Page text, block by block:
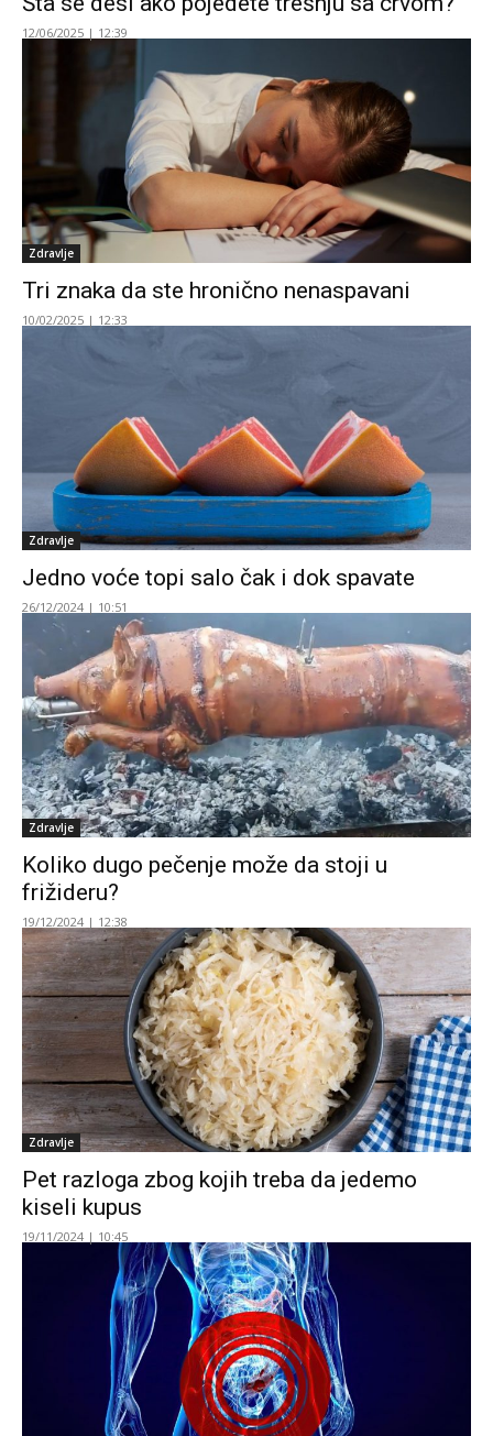
12/06/2025 | 12:39
Zdravlje
Tri znaka da ste hronično nenaspavani
10/02/2025 | 12:33
Zdravlje
Jedno voće topi salo čak i dok spavate
26/12/2024 | 10:51
Zdravlje
Koliko dugo pečenje može da stoji u
frižideru?
19/12/2024 | 12:38
Zdravlje
Pet razloga zbog kojih treba da jedemo
kiseli kupus
19/11/2024 | 10:45